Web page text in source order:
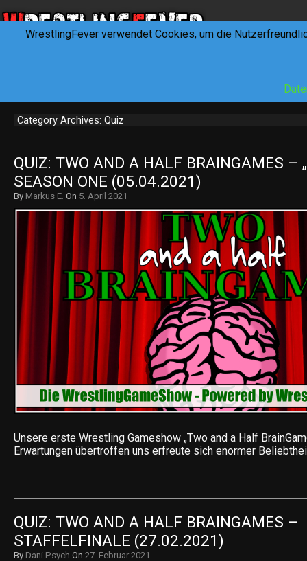
Category Archives: Quiz
QUIZ: TWO AND A HALF BRAINGAMES –
SEASON ONE (05.04.2021)
By Markus E. On 5. April 2021
Unsere erste Wrestling Gameshow „Two and a Half
Erwartungen übertroffen uns erfreute sich enormer
QUIZ: TWO AND A HALF BRAINGAMES –
STAFFELFINALE (27.02.2021)
By Dani Psych On 27. Februar 2021
WrestlingFever verwendet Cookies, um die